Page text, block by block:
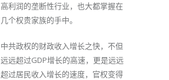
高利润的垄断性行业，也大都掌握在
几个权贵家族的手中。
中共政权的财政收入增长之快，不但
远远超过GDP增长的高速，更是远远
超过居民收入增长的速度，官权变得